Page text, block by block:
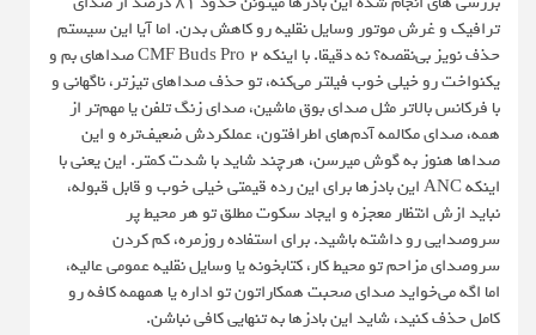
ترافیک و غرش موتور وسایل نقلیه رو کاهش بدن. اما آیا این سیستم
حذف نویز بی‌نقصه؟ نه دقیقا. با اینکه CMF Buds Pro 2 صداهای بم و
یکنواخت رو خیلی خوب فیلتر می‌کنه، تو حذف صداهای تیزتر، ناگهانی و
با فرکانس بالاتر مثل صدای بوق ماشین، صدای زنگ تلفن یا مهم‌تر از
همه، صدای مکالمه آدم‌های اطرافتون، عملکردش ضعیف‌تره و این
صداها هنوز به گوش میرسن، هرچند شاید با شدت کمتر. این یعنی با
اینکه ANC این بادزها برای این رده قیمتی خیلی خوب و قابل قبوله،
نباید ازش انتظار معجزه و ایجاد سکوت مطلق تو هر محیط پر
سروصدایی رو داشته باشید. برای استفاده روزمره، کم کردن
سروصدای مزاحم تو محیط کار، کتابخونه یا وسایل نقلیه عمومی عالیه،
اما اگه می‌خواید صدای صحبت همکاراتون تو اداره یا همهمه کافه رو
کامل حذف کنید، شاید این بادزها به تنهایی کافی نباشن.